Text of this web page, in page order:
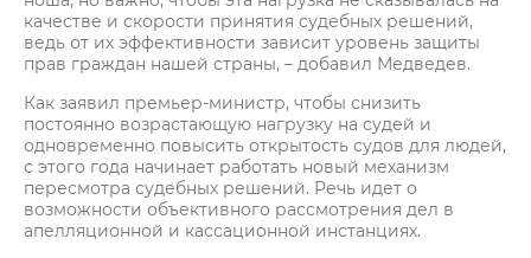
качестве и скорости принятия судебных решений,
ведь от их эффективности зависит уровень защиты
прав граждан нашей страны, – добавил Медведев.
Как заявил премьер-министр, чтобы снизить
постоянно возрастающую нагрузку на судей и
одновременно повысить открытость судов для людей,
с этого года начинает работать новый механизм
пересмотра судебных решений. Речь идет о
возможности объективного рассмотрения дел в
апелляционной и кассационной инстанциях.